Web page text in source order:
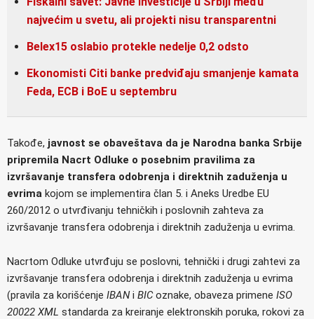
najvećim u svetu, ali projekti nisu transparentni
Belex15 oslabio protekle nedelje 0,2 odsto
Ekonomisti Citi banke predviđaju smanjenje kamata
Feda, ECB i BoE u septembru
Takođe, javnost se obaveštava da je Narodna banka Srbije
pripremila Nacrt Odluke o posebnim pravilima za
izvršavanje transfera odobrenja i direktnih zaduženja u
evrima kojom se implementira član 5. i Aneks Uredbe EU
260/2012 o utvrđivanju tehničkih i poslovnih zahteva za
izvršavanje transfera odobrenja i direktnih zaduženja u evrima.
Nacrtom Odluke utvrđuju se poslovni, tehnički i drugi zahtevi za
izvršavanje transfera odobrenja i direktnih zaduženja u evrima
(pravila za korišćenje IBANi BICoznake, obaveza primene ISO
20022 XML standarda za kreiranje elektronskih poruka, rokovi za